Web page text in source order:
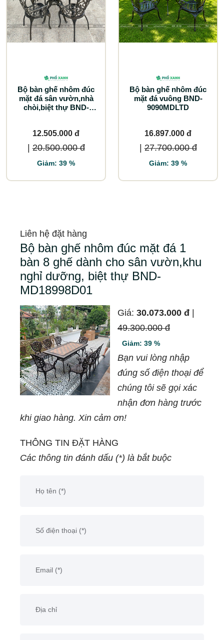
Bộ bàn ghế nhôm đúc
mặt đá sân vườn,nhà
chòi,biệt thự BND-
12.505.000 đ
| 20.500.000 đ
Giảm: 39 %
Bộ bàn ghế nhôm đúc
mặt đá vuông BND-
9090MDLTD
16.897.000 đ
| 27.700.000 đ
Giảm: 39 %
Liên hệ đặt hàng
Bộ bàn ghế nhôm đúc mặt đá 1
bàn 8 ghế dành cho sân vườn,khu
nghỉ dưỡng, biệt thự BND-
MD18998D01
Giá: 30.073.000 đ |
49.300.000 đ
Giảm: 39 %
Bạn vui lòng nhập
đúng số điện thoại để
chúng tôi sẽ gọi xác
nhận đơn hàng trước
khi giao hàng. Xin cảm ơn!
THÔNG TIN ĐẶT HÀNG
Các thông tin đánh dấu (*) là bắt buộc